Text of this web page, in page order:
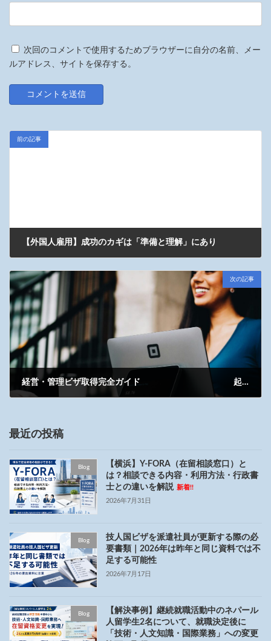
次回のコメントで使用するためブラウザーに自分の名前、メー
ルアドレス、サイトを保存する。
前の記事
【外国人雇用】成功のカギは「準備と理解」にあり
次の記事
経営・管理ビザ取得完全ガイド 起業・会社経営ビザ申請を専門支援
最近の投稿
Blog
【横浜】Y-FORA（在留相談窓口）と
は？相談できる内容・利用方法・行政書
士との違いを解説 新着!!
2026年7月31日
Blog
技人国ビザを派遣社員が更新する際の必
要書類｜2026年は昨年と同じ資料では不
足する可能性
2026年7月17日
Blog
【解決事例】継続就職活動中のネパール
人留学生2名について、就職決定後に
「技術・人文知識・国際業務」への変更